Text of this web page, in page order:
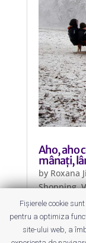
Aho, aho
mânați,
by Roxana
Shopping,
Suntem
pe care
Fișierele cookie
pentru a optimiza
site-ului web, a